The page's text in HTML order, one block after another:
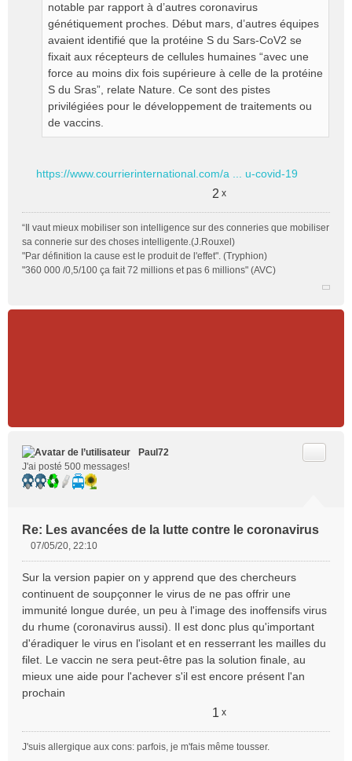
notable par rapport à d’autres coronavirus
génétiquement proches. Début mars, d’autres équipes
avaient identifié que la protéine S du Sars-CoV2 se
fixait aux récepteurs de cellules humaines “avec une
force au moins dix fois supérieure à celle de la protéine
S du Sras”, relate Nature. Ce sont des pistes
privilégiées pour le développement de traitements ou
de vaccins.
https://www.courrierinternational.com/a ... u-covid-19
2 x
“Il vaut mieux mobiliser son intelligence sur des conneries que mobiliser
sa connerie sur des choses intelligente.(J.Rouxel)
"Par définition la cause est le produit de l'effet". (Tryphion)
"360 000 /0,5/100 ça fait 72 millions et pas 6 millions" (AVC)
Paul72
J'ai posté 500 messages!
Re: Les avancées de la lutte contre le coronavirus
s
s
a
g
e
n
l
07/05/20, 22:10
Sur la version papier on y apprend que des chercheurs
continuent de soupçonner le virus de ne pas offrir une
immunité longue durée, un peu à l'image des inoffensifs virus
du rhume (coronavirus aussi). Il est donc plus qu'important
d'éradiquer le virus en l'isolant et en resserrant les mailles du
filet. Le vaccin ne sera peut-être pas la solution finale, au
mieux une aide pour l'achever s'il est encore présent l'an
prochain
1 x
J'suis allergique aux cons: parfois, je m'fais même tousser.